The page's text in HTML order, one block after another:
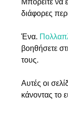
Μπορείτε να
διάφορες
Ένα.
βοηθήσετε
τους.
Αυτές οι
κάνοντας το